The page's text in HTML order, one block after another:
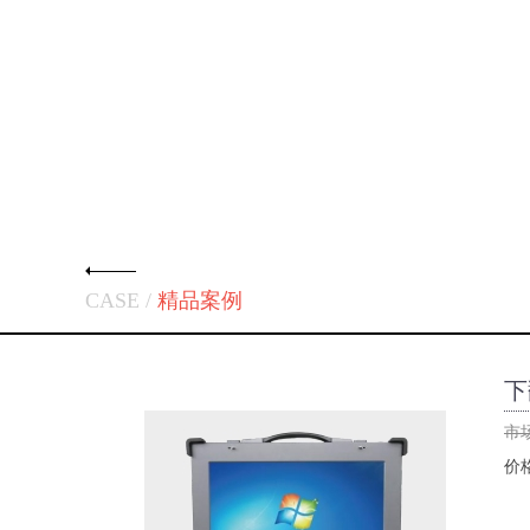
CASE / 精品案例
市
价